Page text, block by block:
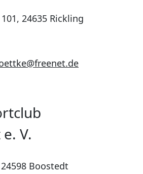
24635 Rickling
V.
Boostedt